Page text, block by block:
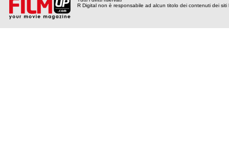
R Digital non è responsabile ad alcun titolo dei contenuti dei siti